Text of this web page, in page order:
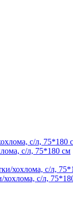
с/л, 75*180 см
с/л,